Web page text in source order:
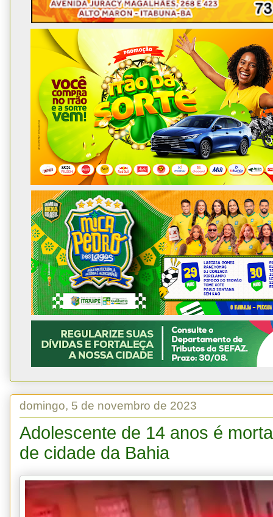
domingo, 5 de novembro de 2023
Adolescente de 14 anos é
de cidade da Bahia